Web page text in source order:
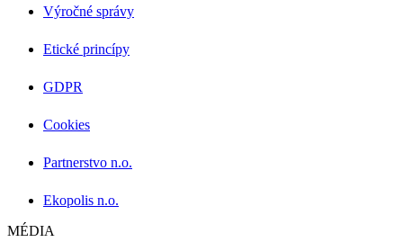
Výročné správy
Etické princípy
GDPR
Cookies
Partnerstvo n.o.
Ekopolis n.o.
MÉDIA